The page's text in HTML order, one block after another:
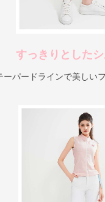
すっきりとした
ーパードラインで美しい